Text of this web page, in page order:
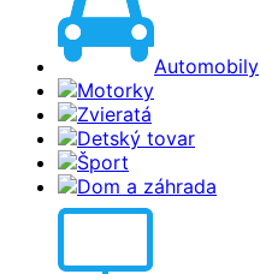
Automobily
Motorky
Zvieratá
Detský tovar
Šport
Dom a záhrada